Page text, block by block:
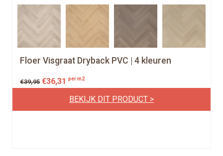
Floer Visgraat Dryback PVC | 4 kleuren
€39,95 €36,31 per m2
BEKIJK DIT PRODUCT >